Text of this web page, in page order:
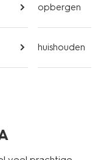
opbergen
huishouden